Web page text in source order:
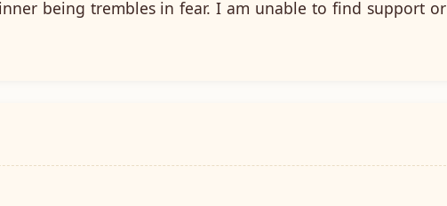
being trembles in fear. I am unable to find support or